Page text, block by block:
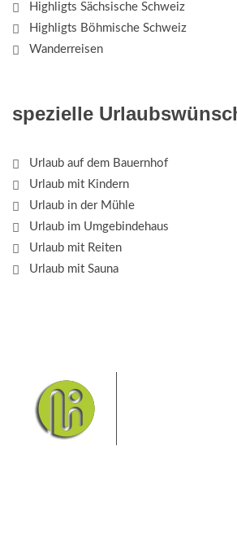
Highligts Sächsische Schweiz
Highligts Böhmische Schweiz
Wanderreisen
spezielle
Urlaub auf dem Bauernhof
Urlaub mit Kindern
Urlaub in der Mühle
Urlaub im Umgebindehaus
Urlaub mit Reiten
Urlaub mit Sauna